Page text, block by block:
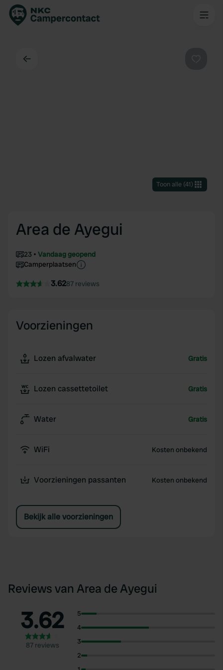
Toon alle(41)
Area de Ayegui
23
Vandaag geopend
Camperplaatsen
3.6287 reviews
Voorzieningen
Lozen afvalwater Gratis
Lozen cassettetoilet Gratis
Water Gratis
WiFi Kosten onbekend
Voorzieningen passanten Kosten onbekend
Bekijk alle voorzieningen
Reviews van Area de Ayegui
3.62
87 reviews
5
4
3
2